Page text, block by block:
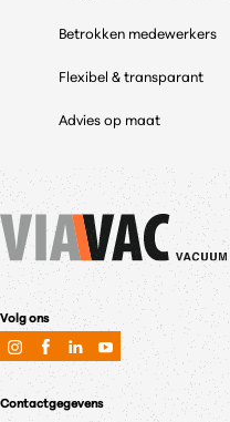
Betrokken medewerkers
Flexibel & transparant
Advies op maat
Volg ons
Contactgegevens